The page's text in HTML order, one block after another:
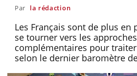
Par la rédaction
Les Français sont de plus en
se tourner vers les approches
complémentaires pour
selon le dernier baromètre